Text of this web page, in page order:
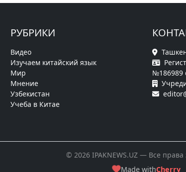
РУБРИКИ
Видео
Изучаем китайский язык
Мир
Мнение
Узбекистан
Учеба в Китае
№186989
© 2026 IPAKNEWS.UZ — Все
Made withCherry